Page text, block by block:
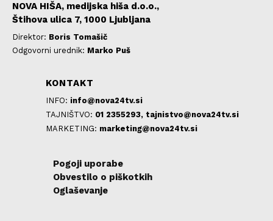
NOVA HIŠA, medijska hiša d.o.o.,
Štihova ulica 7, 1000 Ljubljana
Direktor: Boris Tomašič
Odgovorni urednik: Marko Puš
KONTAKT
INFO: info@nova24tv.si
TAJNIŠTVO: 01 2355293, tajnistvo@nova24tv.si
MARKETING: marketing@nova24tv.si
Pogoji uporabe
Obvestilo o piškotkih
Oglaševanje